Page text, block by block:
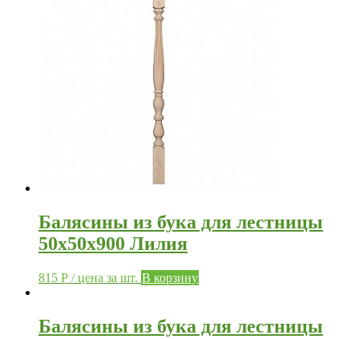
Балясины из бука для лестницы
50х50х900 Лилия
815 Р / цена за шт. В корзину
Балясины из бука для лестницы